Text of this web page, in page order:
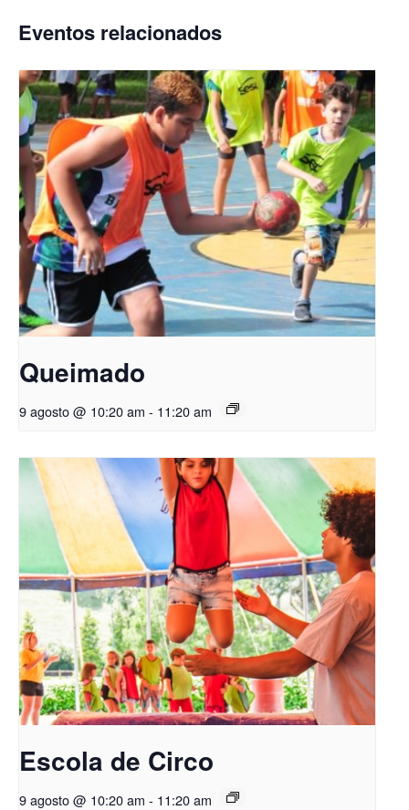
Eventos relacionados
Queimado
9 agosto @ 10:20 am - 11:20 am
Escola de Circo
9 agosto @ 10:20 am - 11:20 am